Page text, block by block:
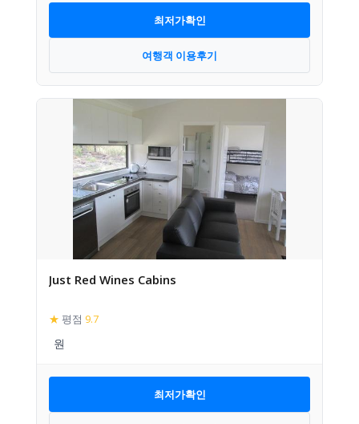
최저가확인
여행객 이용후기
Just Red Wines Cabins
★ 평점 9.7
최저가확인